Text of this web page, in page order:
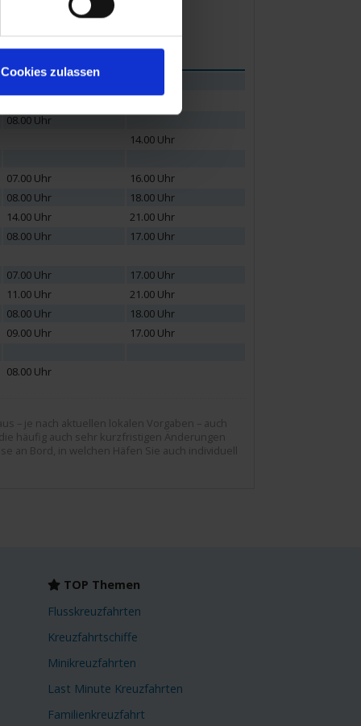
Cookies zulassen
08.00 Uhr
14.00 Uhr
07.00 Uhr
16.00 Uhr
08.00 Uhr
18.00 Uhr
14.00 Uhr
21.00 Uhr
08.00 Uhr
17.00 Uhr
07.00 Uhr
17.00 Uhr
11.00 Uhr
21.00 Uhr
08.00 Uhr
18.00 Uhr
09.00 Uhr
17.00 Uhr
08.00 Uhr
– je nach aktuellen lokalen Vorgaben – auch
häufig auch sehr kurzfristigen Änderungen
an Bord, in welchen Häfen Sie auch individuell
TOP Themen
Flusskreuzfahrten
Kreuzfahrtschiffe
Minikreuzfahrten
Last Minute Kreuzfahrten
Familienkreuzfahrt